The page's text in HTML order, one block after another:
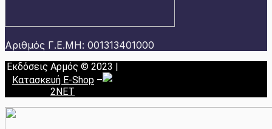
Αριθμός Γ.Ε.ΜΗ: 001313401000
Εκδόσεις Αρμός © 2023 |
Κατασκευή E-Shop –
2NET